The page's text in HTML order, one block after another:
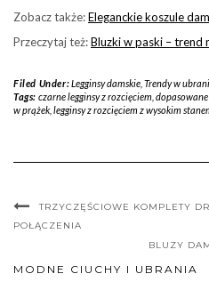
Zobacz także:Eleganckie koszule
Przeczytaj też:Bluzki w paski – trend
Filed Under:Legginsy damskie, Trendy w
Tags: czarne legginsy z rozcięciem dopasowane
w prążek legginsy z rozcięciem z wysokim
TRZYCZĘŚCIOWE KOMPLETY
POŁĄCZENIA
BLUZY
MODNE CIUCHY I UBRANIA